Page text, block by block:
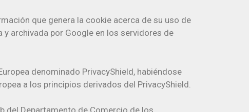
que genera la cookie acerca de su uso de
archivada por Google en los servidores de
denominado PrivacyShield, habiéndose
a los principios derivados del PrivacyShield.
del Departamento de Comercio de los